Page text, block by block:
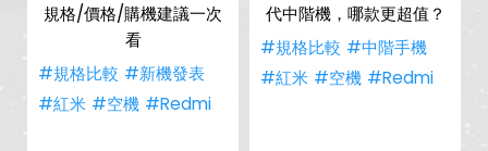
規格/價格/購機建議一次
看
#規格比較 #新機發表
#紅米 #空機 #Redmi
代中階機，哪款更超值？
#規格比較 #中階手機
#紅米 #空機 #Redmi